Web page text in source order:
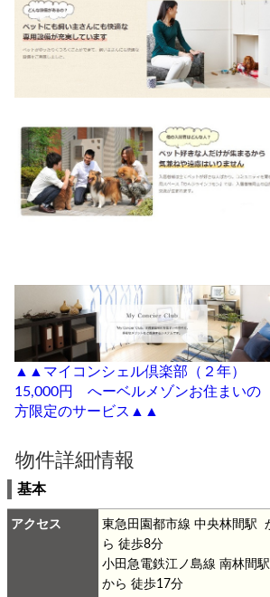
▲▲マイコンシェル倶楽部（２年）
15,000円 へーベルメゾンお住まいの
方限定のサービス▲▲
物件詳細情報
基本
アクセス
東急田園都市線 中央林間駅 か
ら 徒歩8分
小田急電鉄江ノ島線 南林間駅
から 徒歩17分